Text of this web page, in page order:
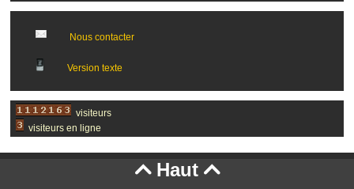
Nous contacter
Version texte
visiteurs
visiteurs en ligne
Haut 